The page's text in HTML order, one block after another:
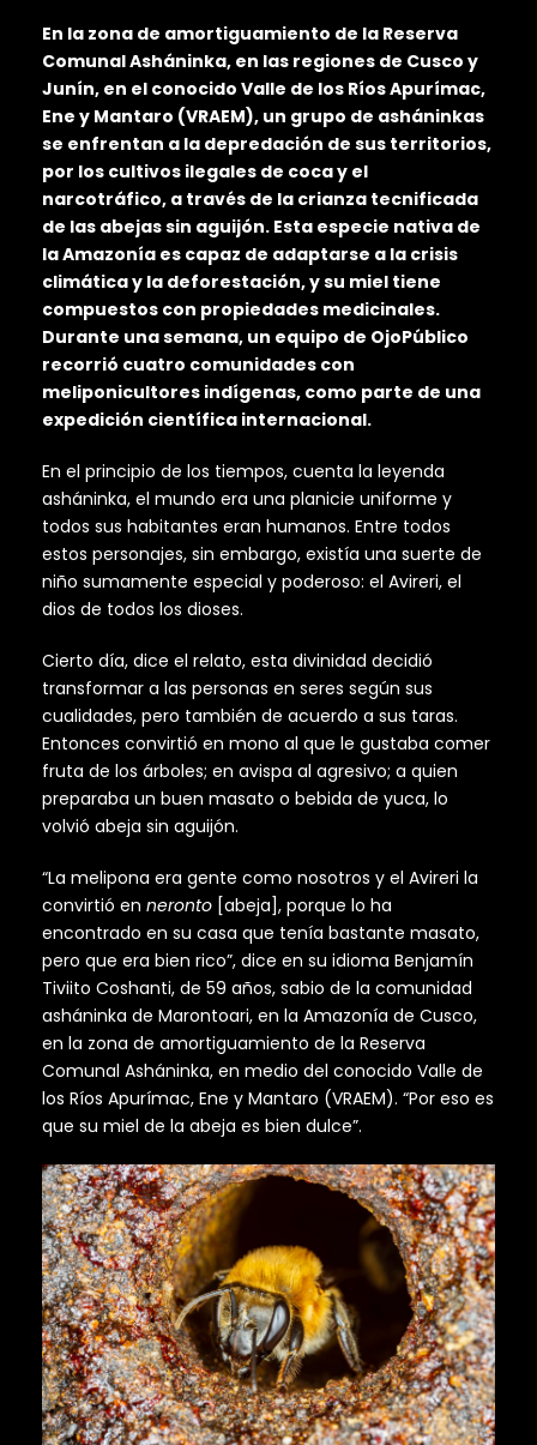
En la zona de amortiguamiento de la Reserva
Comunal Asháninka, en las regiones de Cusco y
Junín, en el conocido Valle de los Ríos Apurímac,
Ene y Mantaro (VRAEM), un grupo de asháninkas
se enfrentan a la depredación de sus territorios,
por los cultivos ilegales de coca y el
narcotráfico, a través de la crianza tecnificada
de las abejas sin aguijón. Esta especie nativa de
la Amazonía es capaz de adaptarse a la crisis
climática y la deforestación, y su miel tiene
compuestos con propiedades medicinales.
Durante una semana, un equipo de OjoPúblico
recorrió cuatro comunidades con
meliponicultores indígenas, como parte de una
expedición científica internacional.
En el principio de los tiempos, cuenta la leyenda
asháninka, el mundo era una planicie uniforme y
todos sus habitantes eran humanos. Entre todos
estos personajes, sin embargo, existía una suerte de
niño sumamente especial y poderoso: el Avireri, el
dios de todos los dioses.
Cierto día, dice el relato, esta divinidad decidió
transformar a las personas en seres según sus
cualidades, pero también de acuerdo a sus taras.
Entonces convirtió en mono al que le gustaba comer
fruta de los árboles; en avispa al agresivo; a quien
preparaba un buen masato o bebida de yuca, lo
volvió abeja sin aguijón.
“La melipona era gente como nosotros y el Avireri la
convirtió en neronto [abeja], porque lo ha
encontrado en su casa que tenía bastante masato,
pero que era bien rico”, dice en su idioma Benjamín
Tiviito Coshanti, de 59 años, sabio de la comunidad
asháninka de Marontoari, en la Amazonía de Cusco,
en la zona de amortiguamiento de la Reserva
Comunal Asháninka, en medio del conocido Valle de
los Ríos Apurímac, Ene y Mantaro (VRAEM). “Por eso es
que su miel de la abeja es bien dulce”.